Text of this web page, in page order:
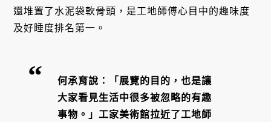
還堆置了水泥袋軟骨頭，是工地師傅心目中的趣味度
及好睡度排名第一。
何承育說：「展覽的目的，也是讓
大家看見生活中很多被忽略的有趣
事物。」工家美術館拉近了工地師